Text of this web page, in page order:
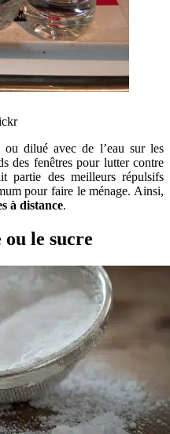
dilué avec de l’eau sur les
des fenêtres pour lutter contre
partie des meilleurs répulsifs
pour faire le ménage. Ainsi,
à distance.
le sucre